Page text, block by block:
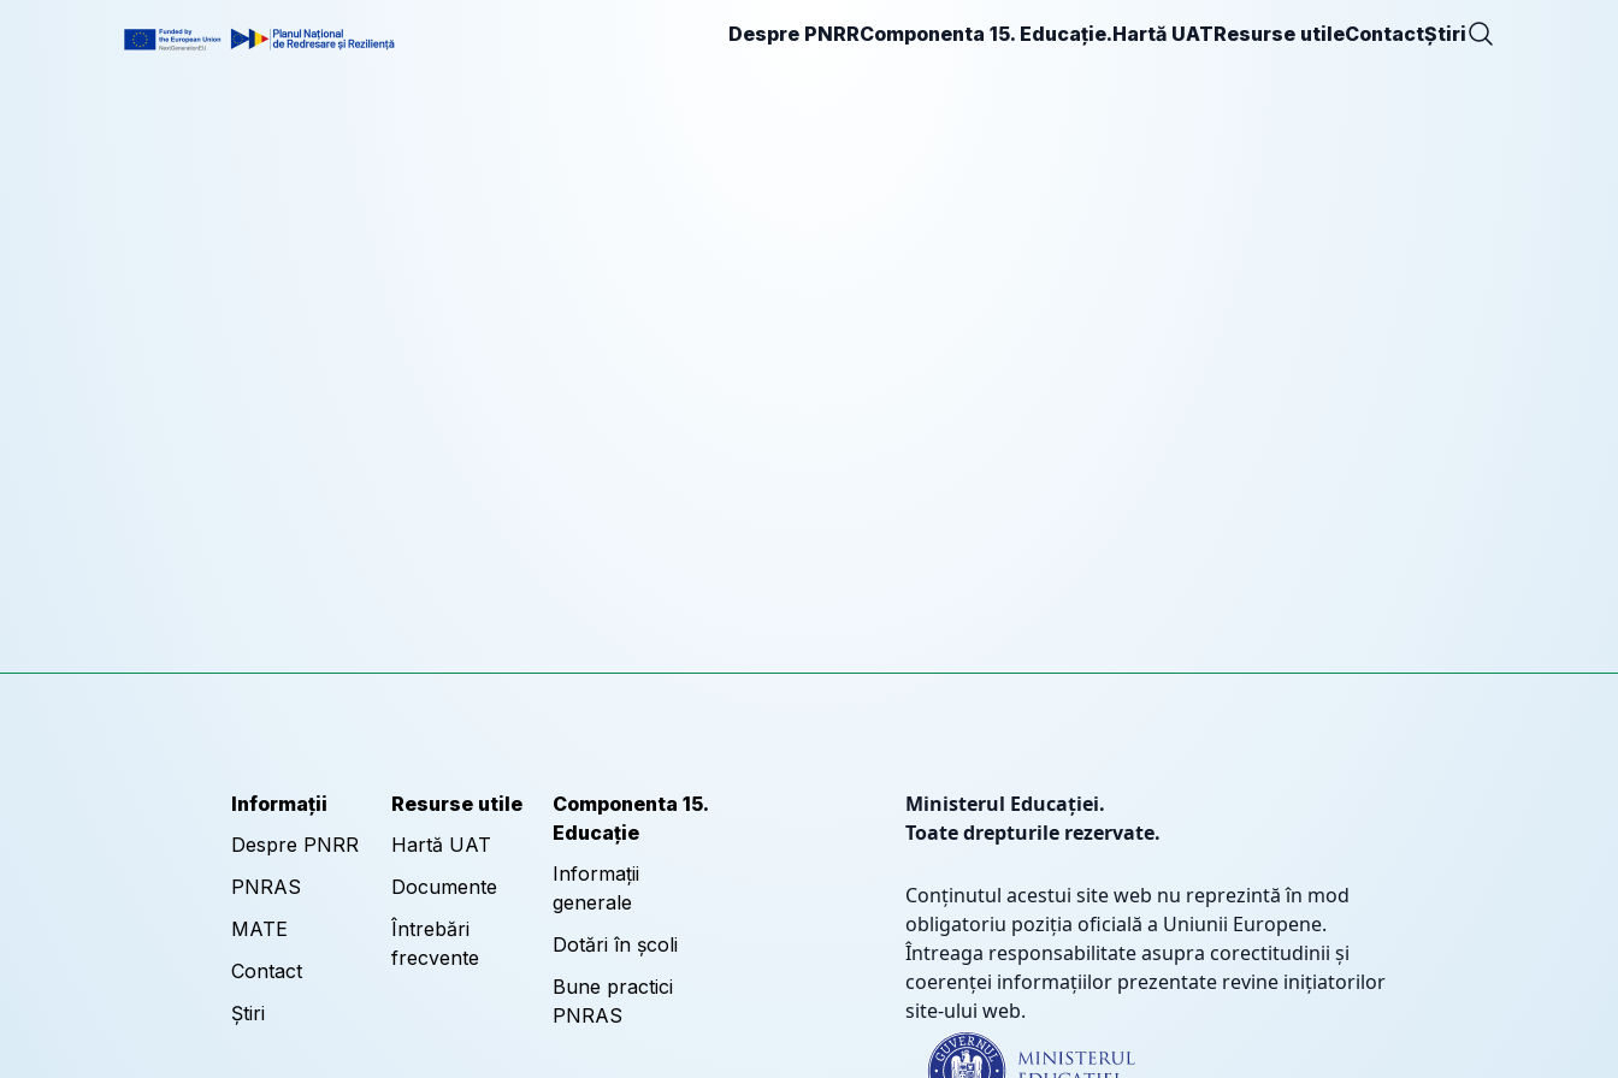
Despre PNRRComponenta 15. Educație.Hartă UATResurse utileContactȘtiri
Informații
Despre PNRR
PNRAS
MATE
Contact
Știri
Resurse utile
Hartă UAT
Documente
Întrebări
frecvente
Componenta 15.
Educație
Informații
generale
Dotări în școli
Bune practici
PNRAS
Ministerul Educației.
Toate drepturile rezervate.
Conținutul acestui site web nu reprezintă în mod
obligatoriu poziția oficială a Uniunii Europene.
Întreaga responsabilitate asupra corectitudinii și
coerenței informațiilor prezentate revine inițiatorilor
site-ului web.